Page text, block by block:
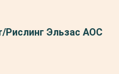
Рислинг Эльзас АОС